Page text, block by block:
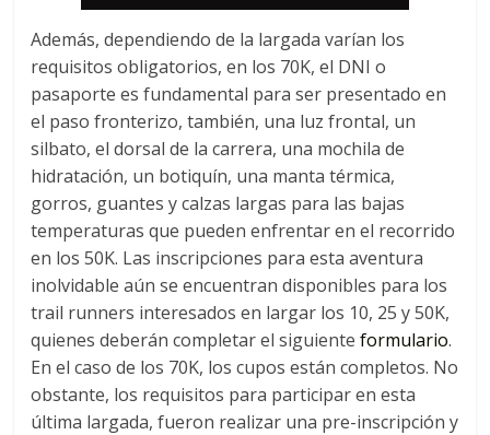
Además, dependiendo de la largada varían los
requisitos obligatorios, en los 70K, el DNI o
pasaporte es fundamental para ser presentado en
el paso fronterizo, también, una luz frontal, un
silbato, el dorsal de la carrera, una mochila de
hidratación, un botiquín, una manta térmica,
gorros, guantes y calzas largas para las bajas
temperaturas que pueden enfrentar en el recorrido
en los 50K. Las inscripciones para esta aventura
inolvidable aún se encuentran disponibles para los
trail runners interesados en largar los 10, 25 y 50K,
quienes deberán completar el siguienteformulario.
En el caso de los 70K, los cupos están completos. No
obstante, los requisitos para participar en esta
última largada, fueron realizar una pre-inscripción y